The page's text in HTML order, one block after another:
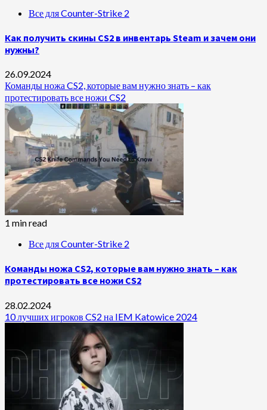
Все для Counter-Strike 2
Как получить скины CS2 в инвентарь Steam и зачем они
нужны?
26.09.2024
Команды ножа CS2, которые вам нужно знать – как
протестировать все ножи CS2
1 min read
Все для Counter-Strike 2
Команды ножа CS2, которые вам нужно знать – как
протестировать все ножи CS2
28.02.2024
10 лучших игроков CS2 на IEM Katowice 2024